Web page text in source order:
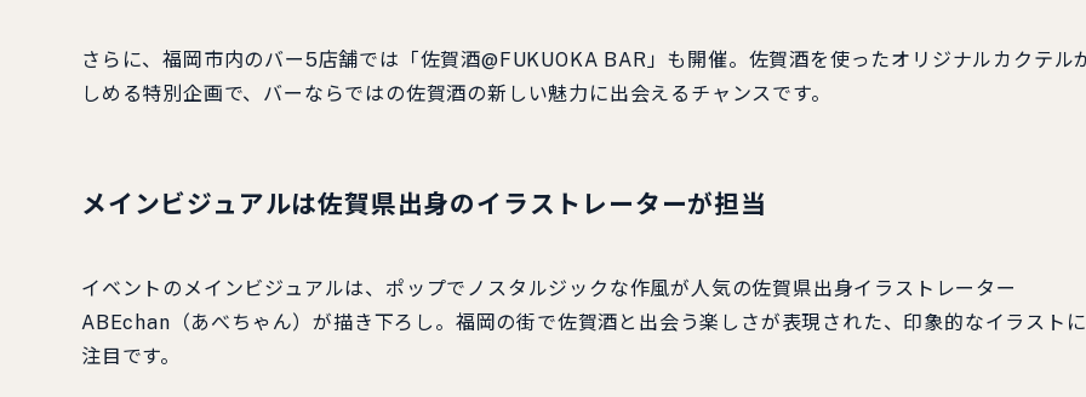
さらに、福岡市内のバー5店舗では「佐賀酒@FUKUOKA BAR」も開催。佐賀酒を使ったオリジナルカクテル
しめる特別企画で、バーならではの佐賀酒の新しい魅力に出会えるチャンスです。
メインビジュアルは佐賀県出身のイラストレーターが担当
イベントのメインビジュアルは、ポップでノスタルジックな作風が人気の佐賀県出身イラストレーター
ABEchan（あべちゃん）が描き下ろし。福岡の街で佐賀酒と出会う楽しさが表現された、印象的なイラスト
注目です。